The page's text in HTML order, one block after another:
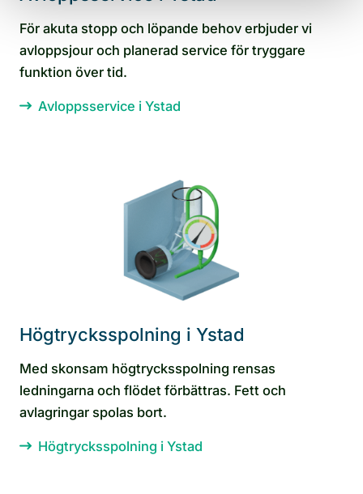
För akuta stopp och löpande behov erbjuder vi
avloppsjour och planerad service för tryggare
funktion över tid.
Avloppsservice i Ystad
Högtrycksspolning i Ystad
Med skonsam högtrycksspolning rensas
ledningarna och flödet förbättras. Fett och
avlagringar spolas bort.
Högtrycksspolning i Ystad